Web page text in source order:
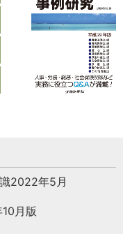
2022年5月
月版